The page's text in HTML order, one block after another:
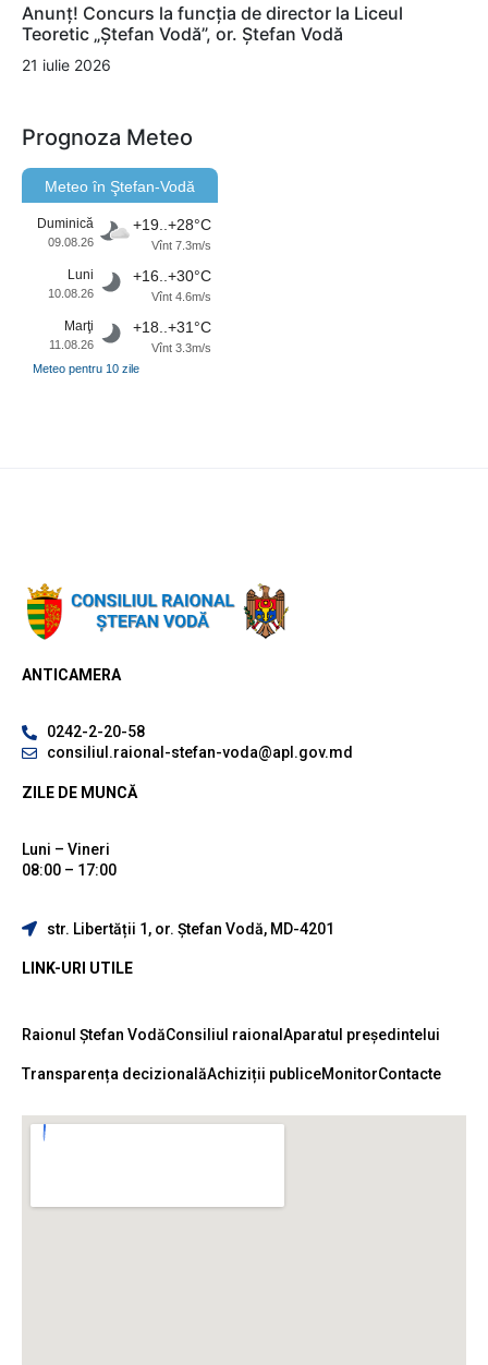
Anunț! Concurs la funcția de director la Liceul
Teoretic „Ștefan Vodă”, or. Ștefan Vodă
21 iulie 2026
Prognoza Meteo
Meteo în Ştefan-Vodă
Duminică
09.08.26
+19..+28°C
Vînt 7.3m/s
Luni
10.08.26
+16..+30°C
Vînt 4.6m/s
Marţi
11.08.26
+18..+31°C
Vînt 3.3m/s
Meteo pentru 10 zile
ANTICAMERA
0242-2-20-58
consiliul.raional-stefan-voda@apl.gov.md
ZILE DE MUNCĂ
Luni – Vineri
08:00 – 17:00
str. Libertății 1, or. Ștefan Vodă, MD-4201
LINK-URI UTILE
Raionul Ștefan VodăConsiliul raional Aparatul președintelui
Transparența decizionalăAchiziții publiceMonitorContacte